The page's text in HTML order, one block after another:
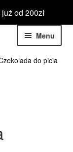
od 200zł
Menu
Rozwiń
do picia